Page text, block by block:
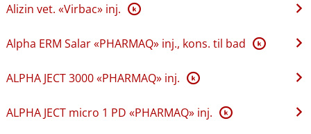
Alizin vet. «Virbac» inj. K
Alpha ERM Salar «PHARMAQ» inj., kons. til bad K
ALPHA JECT 3000 «PHARMAQ» inj. K
ALPHA JECT micro 1 PD «PHARMAQ» inj. K